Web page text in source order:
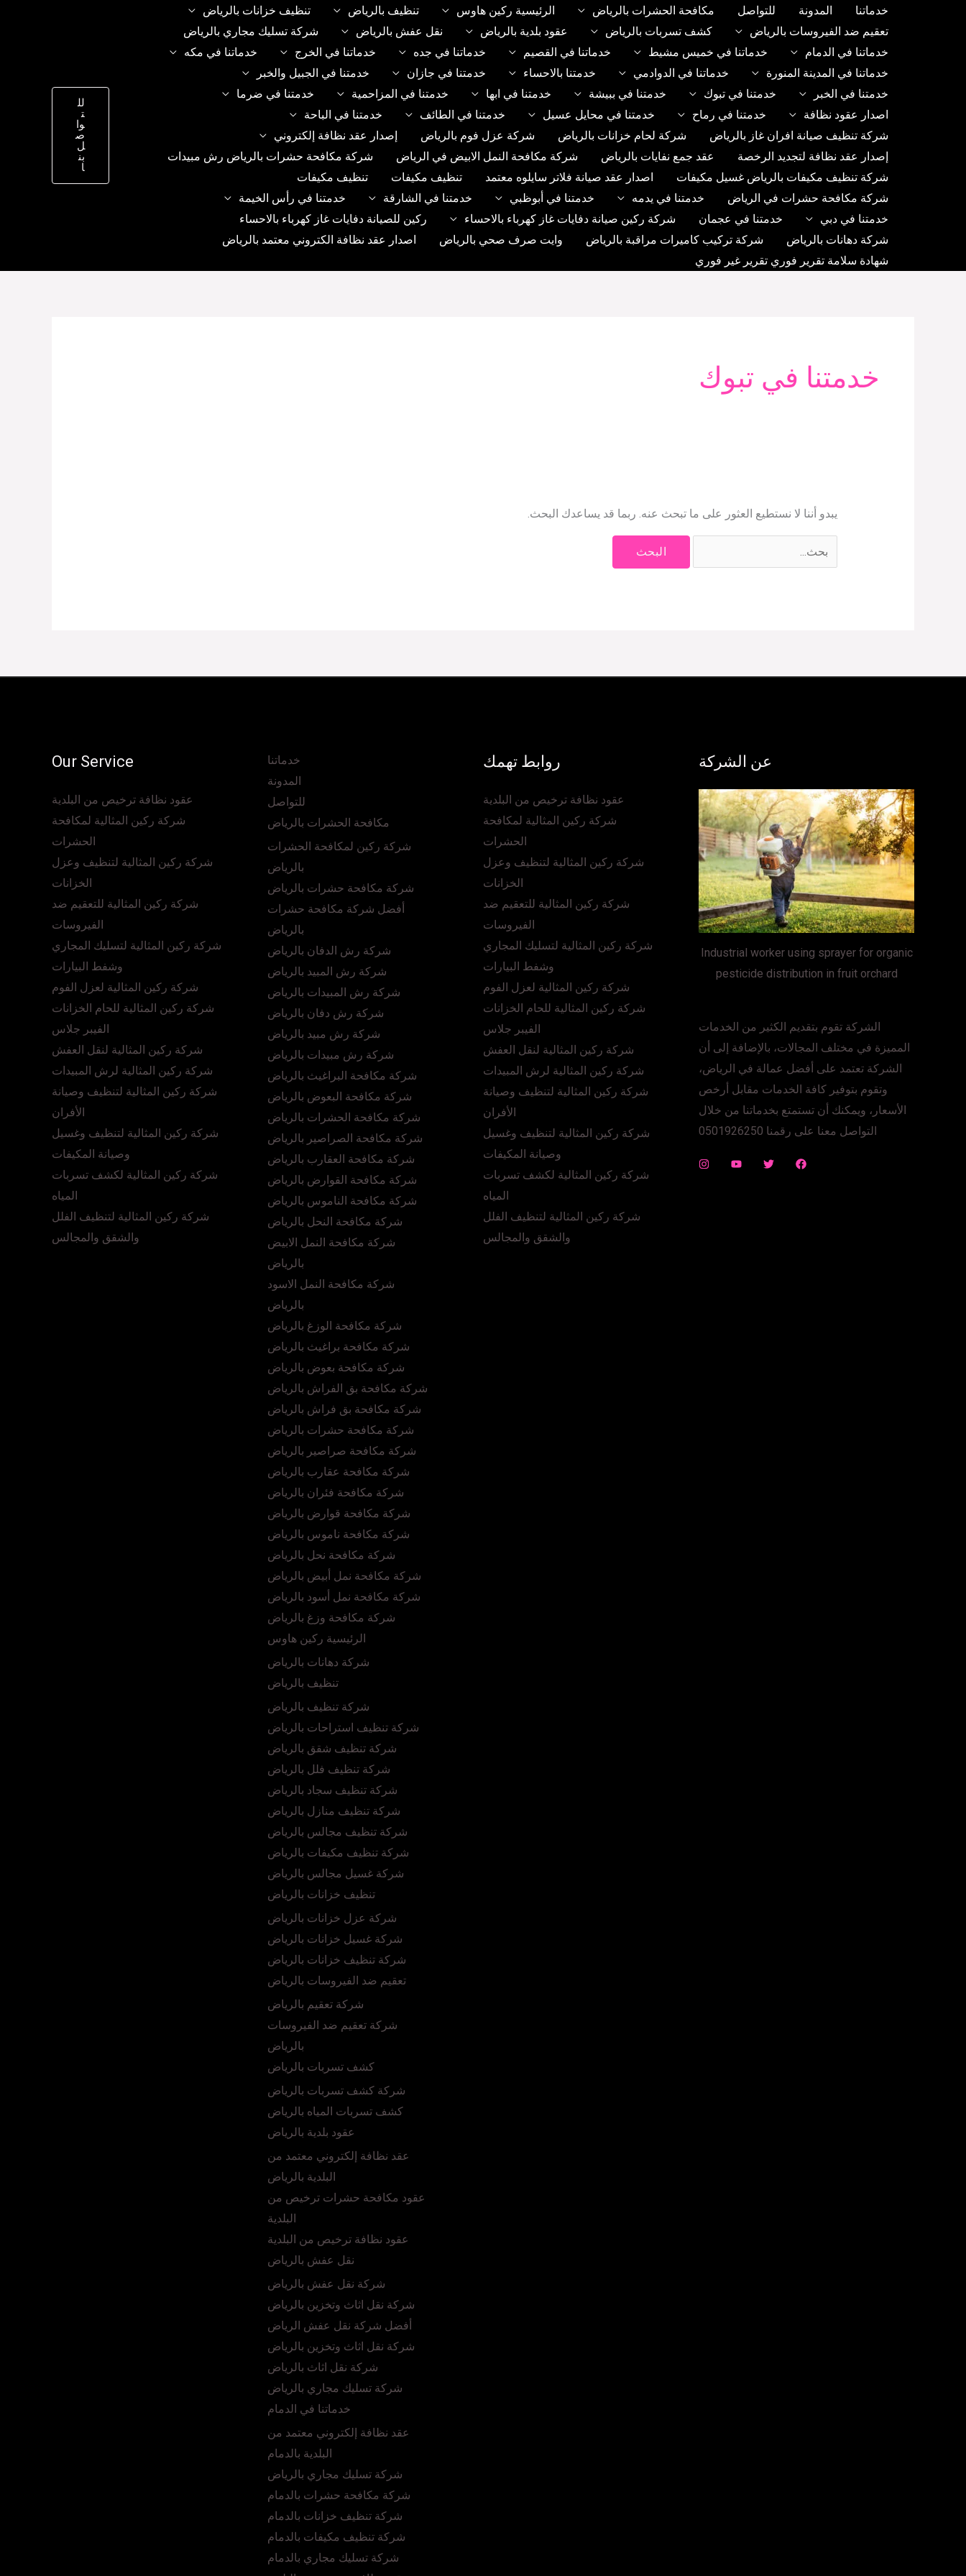
خدماتنا المدونة للتواصل مكافحة الحشرات بالرياض الرئيسية ركين هاوس تنظيف بالرياض
تنظيف خزانات بالرياض
تعقيم ضد الفيروسات بالرياض
كشف تسربات بالرياض عقود بلدية بالرياض نقل عفش بالرياض
شركة تسليك مجاري بالرياض
خدماتنا في الدمام
خدماتنا في خميس مشيط خدماتنا في القصيم خدماتنا في جده خدماتنا في الخرج
خدماتنا في مكه
خدماتنا في المدينة المنورة
خدماتنا في الدوادمي خدمتنا بالاحساء خدمتنا في جازان
خدمتنا في الجبيل والخبر
خدمتنا في الخبر
خدمتنا في تبوك خدمتنا في ببيشة خدمتنا في ابها خدمتنا في المزاحمية
خدمتنا في ضرما
اصدار عقود نظافة
خدمتنا في رماح خدمتنا في محايل عسيل خدمتنا في الطائف
خدمتنا في الباحة
شركة تنظيف صيانة افران غاز بالرياض
شركة لحام خزانات بالرياض شركة عزل فوم بالرياض
إصدار عقد نظافة إلكتروني
إصدار عقد نظافة لتجديد الرخصة
عقد جمع نفايات بالرياض شركة مكافحة النمل الابيض في الرياض
شركة مكافحة حشرات بالرياض رش مبيدات
شركة تنظيف مكيفات بالرياض غسيل مكيفات
اصدار عقد صيانة فلاتر سايلوه معتمد تنظيف مكيفات
تنظيف مكيفات
شركة مكافحة حشرات في الرياض
خدمتنا في يدمه خدمتنا في أبوظبي خدمتنا في الشارقة
خدمتنا في رأس الخيمة
خدمتنا في دبي
خدمتنا في عجمان شركة ركين صيانة دفايات غاز كهرباء بالاحساء
ركين للصيانة دفايات غاز كهرباء بالاحساء
شركة دهانات بالرياض
شركة تركيب كاميرات مراقبة بالرياض وايت صرف صحي بالرياض
اصدار عقد نظافة الكتروني معتمد بالرياض
شهادة سلامة تقرير فوري تقرير غير فوري
لل
ت
وا
ص
ل
بن
ا
خدمتنا في تبوك
يبدو أننا لا نستطيع العثور على ما تبحث عنه. ربما قد يساعدك البحث.
عن الشركة
Industrial worker using sprayer for organic
pesticide distribution in fruit orchard
الشركة تقوم بتقديم الكثير من الخدمات
المميزة في مختلف المجالات، بالإضافة إلى أن
الشركة تعتمد على أفضل عمالة في الرياض،
وتقوم بتوفير كافة الخدمات مقابل أرخص
الأسعار، ويمكنك أن تستمتع بخدماتنا من خلال
التواصل معنا على رقمنا 0501926250
روابط تهمك
عقود نظافة ترخيص من البلدية
شركة ركين المثالية لمكافحة
الحشرات
شركة ركين المثالية لتنظيف وعزل
الخزانات
شركة ركين المثالية للتعقيم ضد
الفيروسات
شركة ركين المثالية لتسليك المجاري
وشفط البيارات
شركة ركين المثالية لعزل الفوم
شركة ركين المثالية للحام الخزانات
الفيبر جلاس
شركة ركين المثالية لنقل العفش
شركة ركين المثالية لرش المبيدات
شركة ركين المثالية لتنظيف وصيانة
الأفران
شركة ركين المثالية لتنظيف وغسيل
وصيانة المكيفات
شركة ركين المثالية لكشف تسربات
المياه
شركة ركين المثالية لتنظيف الفلل
والشقق والمجالس
خدماتنا
المدونة
للتواصل
مكافحة الحشرات بالرياض
شركة ركين لمكافحة الحشرات
بالرياض
شركة مكافحة حشرات بالرياض
أفضل شركة مكافحة حشرات
بالرياض
شركة رش الدفان بالرياض
شركة رش المبيد بالرياض
شركة رش المبيدات بالرياض
شركة رش دفان بالرياض
شركة رش مبيد بالرياض
شركة رش مبيدات بالرياض
شركة مكافحة البراغيث بالرياض
شركة مكافحة البعوض بالرياض
شركة مكافحة الحشرات بالرياض
شركة مكافحة الصراصير بالرياض
شركة مكافحة العقارب بالرياض
شركة مكافحة القوارض بالرياض
شركة مكافحة الناموس بالرياض
شركة مكافحة النحل بالرياض
شركة مكافحة النمل الابيض
بالرياض
شركة مكافحة النمل الاسود
بالرياض
شركة مكافحة الوزغ بالرياض
شركة مكافحة براغيث بالرياض
شركة مكافحة بعوض بالرياض
شركة مكافحة بق الفراش بالرياض
شركة مكافحة بق فراش بالرياض
شركة مكافحة حشرات بالرياض
شركة مكافحة صراصير بالرياض
شركة مكافحة عقارب بالرياض
شركة مكافحة فئران بالرياض
شركة مكافحة قوارض بالرياض
شركة مكافحة ناموس بالرياض
شركة مكافحة نحل بالرياض
شركة مكافحة نمل أبيض بالرياض
شركة مكافحة نمل أسود بالرياض
شركة مكافحة وزغ بالرياض
الرئيسية ركين هاوس
شركة دهانات بالرياض
تنظيف بالرياض
شركة تنظيف بالرياض
شركة تنظيف استراحات بالرياض
شركة تنظيف شقق بالرياض
شركة تنظيف فلل بالرياض
شركة تنظيف سجاد بالرياض
شركة تنظيف منازل بالرياض
شركة تنظيف مجالس بالرياض
شركة تنظيف مكيفات بالرياض
شركة غسيل مجالس بالرياض
تنظيف خزانات بالرياض
شركة عزل خزانات بالرياض
شركة غسيل خزانات بالرياض
شركة تنظيف خزانات بالرياض
تعقيم ضد الفيروسات بالرياض
شركة تعقيم بالرياض
شركة تعقيم ضد الفيروسات
بالرياض
كشف تسربات بالرياض
شركة كشف تسربات بالرياض
كشف تسربات المياه بالرياض
عقود بلدية بالرياض
عقد نظافة إلكتروني معتمد من
البلدية بالرياض
عقود مكافحة حشرات ترخيص من
البلدية
عقود نظافة ترخيص من البلدية
نقل عفش بالرياض
شركة نقل عفش بالرياض
شركة نقل اثاث وتخزين بالرياض
أفضل شركة نقل عفش الرياض
شركة نقل اثاث وتخزين بالرياض
شركة نقل اثاث بالرياض
شركة تسليك مجاري بالرياض
خدماتنا في الدمام
عقد نظافة إلكتروني معتمد من
البلدية بالدمام
شركة تسليك مجاري بالرياض
شركة مكافحة حشرات بالدمام
شركة تنظيف خزانات بالدمام
شركة تنظيف مكيفات بالدمام
شركة تسليك مجاري بالدمام
Our Service
عقود نظافة ترخيص من البلدية
شركة ركين المثالية لمكافحة
الحشرات
شركة ركين المثالية لتنظيف وعزل
الخزانات
شركة ركين المثالية للتعقيم ضد
الفيروسات
شركة ركين المثالية لتسليك المجاري
وشفط البيارات
شركة ركين المثالية لعزل الفوم
شركة ركين المثالية للحام الخزانات
الفيبر جلاس
شركة ركين المثالية لنقل العفش
شركة ركين المثالية لرش المبيدات
شركة ركين المثالية لتنظيف وصيانة
الأفران
شركة ركين المثالية لتنظيف وغسيل
وصيانة المكيفات
شركة ركين المثالية لكشف تسربات
المياه
شركة ركين المثالية لتنظيف الفلل
والشقق والمجالس